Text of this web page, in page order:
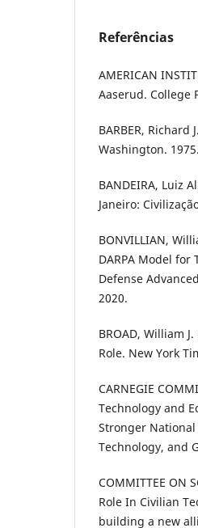
Referências
AMERICAN
Aaserud. College
BARBER, Richard
Washington. 1975.
BANDEIRA, Luiz
Janeiro:
BONVILLIAN,
DARPA Model for
Defense
2020.
BROAD, William
Role. New York
CARNEGIE
Technology and
Stronger National
Technology, and
COMMITTEE ON
Role In Civilian
building a new